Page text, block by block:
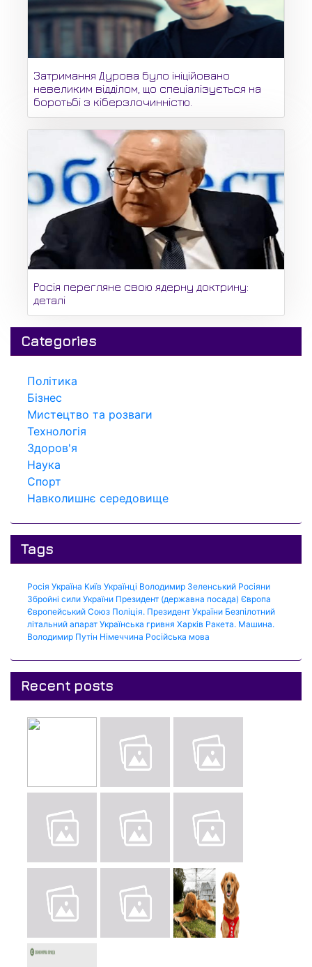
Затримання Дурова було ініційовано
невеликим відділом, що спеціалізується на
боротьбі з кіберзлочинністю.
Росія перегляне свою ядерну доктрину:
деталі
Categories
Політика
Бізнес
Мистецтво та розваги
Технологія
Здоров'я
Наука
Спорт
Навколишнє середовище
Tags
Росія Україна Київ Українці Володимир Зеленський Росіяни
Збройні сили України Президент (державна посада) Європа
Європейський Союз Поліція. Президент України Безпілотний
літальний апарат Українська гривня Харків Ракета. Машина.
Володимир Путін Німеччина Російська мова
Recent posts